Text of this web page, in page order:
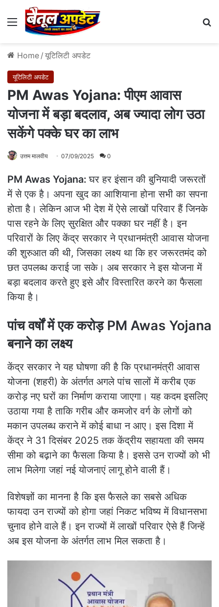
Menu
Home / यूटिलिटी अपडेट
यूटिलिटी अपडेट
PM Awas Yojana: पीएम आवास
योजना में बड़ा बदलाव, अब ज्यादा लोग उठा
सकेंगे पक्के घर का लाभ
उत्तम मालवीय 07/09/2025 0
PM Awas Yojana:घर हर इंसान की बुनियादी जरूरतों
में से एक है। अपना खुद का आशियाना होना सभी का सपना
होता है। लेकिन आज भी देश में ऐसे लाखों परिवार हैं जिनके
पास रहने के लिए सुरक्षित और पक्का घर नहीं है। इन
परिवारों के लिए केंद्र सरकार ने प्रधानमंत्री आवास योजना
की शुरुआत की थी, जिसका लक्ष्य था कि हर जरूरतमंद को
छत उपलब्ध कराई जा सके। अब सरकार ने इस योजना में
बड़ा बदलाव करते हुए इसे और विस्तारित करने का फैसला
किया है।
पांच वर्षों में एक करोड़ PM Awas Yojana
बनाने का लक्ष्य
केंद्र सरकार ने यह घोषणा की है कि प्रधानमंत्री आवास
योजना (शहरी) के अंतर्गत अगले पांच सालों में करीब एक
करोड़ नए घरों का निर्माण कराया जाएगा। यह कदम इसलिए
उठाया गया है ताकि गरीब और कमजोर वर्ग के लोगों को
मकान उपलब्ध कराने में कोई बाधा न आए। इस दिशा में
केंद्र ने 31 दिसंबर 2025 तक केंद्रीय सहायता की समय
सीमा को बढ़ाने का फैसला किया है। इससे उन राज्यों को भी
लाभ मिलेगा जहां नई योजनाएं लागू होने वाली हैं।
विशेषज्ञों का मानना है कि इस फैसले का सबसे अधिक
फायदा उन राज्यों को होगा जहां निकट भविष्य में विधानसभा
चुनाव होने वाले हैं। इन राज्यों में लाखों परिवार ऐसे हैं जिन्हें
अब इस योजना के अंतर्गत लाभ मिल सकता है।